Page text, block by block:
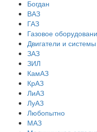
Богдан
ВАЗ
ГАЗ
Газовое
Двигатели и
ЗАЗ
ЗИЛ
КамАЗ
КрАЗ
ЛиАЗ
ЛуАЗ
Любопытно
МАЗ